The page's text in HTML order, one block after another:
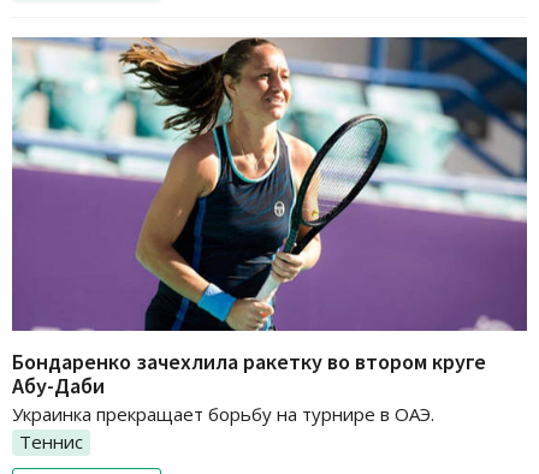
Бондаренко зачехлила ракетку во втором круге
Абу-Даби
Украинка прекращает борьбу на турнире в ОАЭ.
Теннис